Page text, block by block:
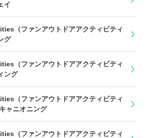
イ
（ファンアウトドアアクティビティ
グ
（ファンアウトドアアクティビティ
ング
（ファンアウトドアアクティビティ
ャニオニング
（ファンアウトドアアクティビティ